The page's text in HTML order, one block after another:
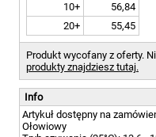
10+
56,84
20+
55,45
Produkt wycofany z oferty.
produkty znajdziesz tutaj.
Info
Artykuł dostępny na
Ołowiowy